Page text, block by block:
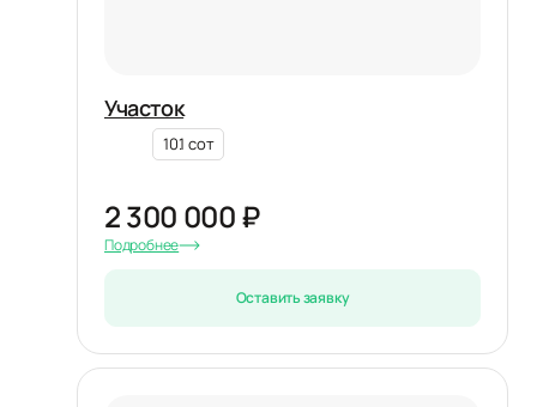
Участок
10.1 сот
2 300 000 ₽
Подробнее
Оставить заявку